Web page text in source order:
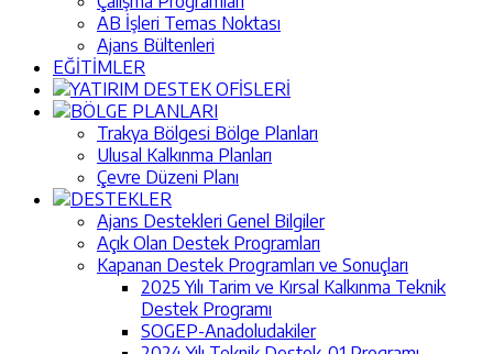
AB İşleri Temas Noktası
Ajans Bültenleri
EĞİTİMLER
YATIRIM DESTEK OFİSLERİ
BÖLGE PLANLARI
Trakya Bölgesi Bölge Planları
Ulusal Kalkınma Planları
Çevre Düzeni Planı
DESTEKLER
Ajans Destekleri Genel Bilgiler
Açık Olan Destek Programları
Kapanan Destek Programları ve Sonuçları
2025 Yılı Tarim ve Kırsal Kalkınma Teknik
Destek Programı
SOGEP-Anadoludakiler